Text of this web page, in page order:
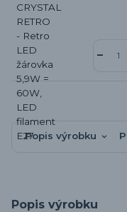
Popis výrobku
Popis výrobku